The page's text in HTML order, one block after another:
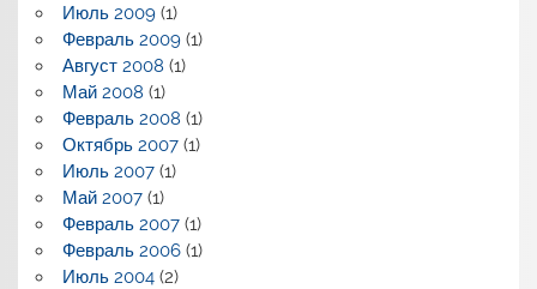
Июль 2009(1)
Февраль 2009(1)
Август 2008 (1)
Май 2008 (1)
Февраль 2008 (1)
Октябрь 2007(1)
Июль 2007(1)
Май 2007(1)
Февраль 2007(1)
Февраль 2006(1)
Июль 2004(2)